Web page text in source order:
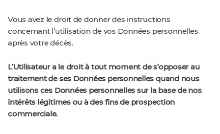
Vous avez le droit de donner des instructions
concernant l’utilisation de vos Données personnelles
après votre décès.
L’Utilisateur a le droit à tout moment de s’opposer au
traitement de ses Données personnelles quand nous
utilisons ces Données personnelles sur la base de nos
intérêts légitimes ou à des fins de prospection
commerciale.